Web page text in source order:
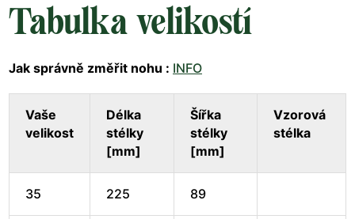
Tabulka velikostí
Jak správně změřit nohu : INFO
Vaše
velikost
Délka
stélky
[mm]
Šířka
stélky
[mm]
Vzorová
stélka
35 225 89